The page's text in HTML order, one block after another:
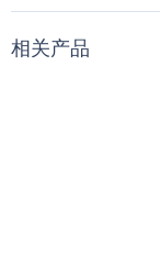
相关产品